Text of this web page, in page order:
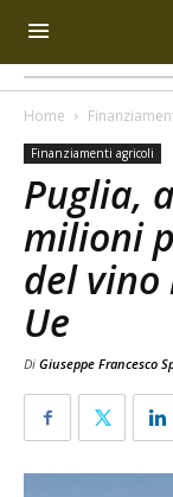
Home
Finanziamenti agricoli
Puglia,
milioni
del
Ue
Di Giuseppe Francesco